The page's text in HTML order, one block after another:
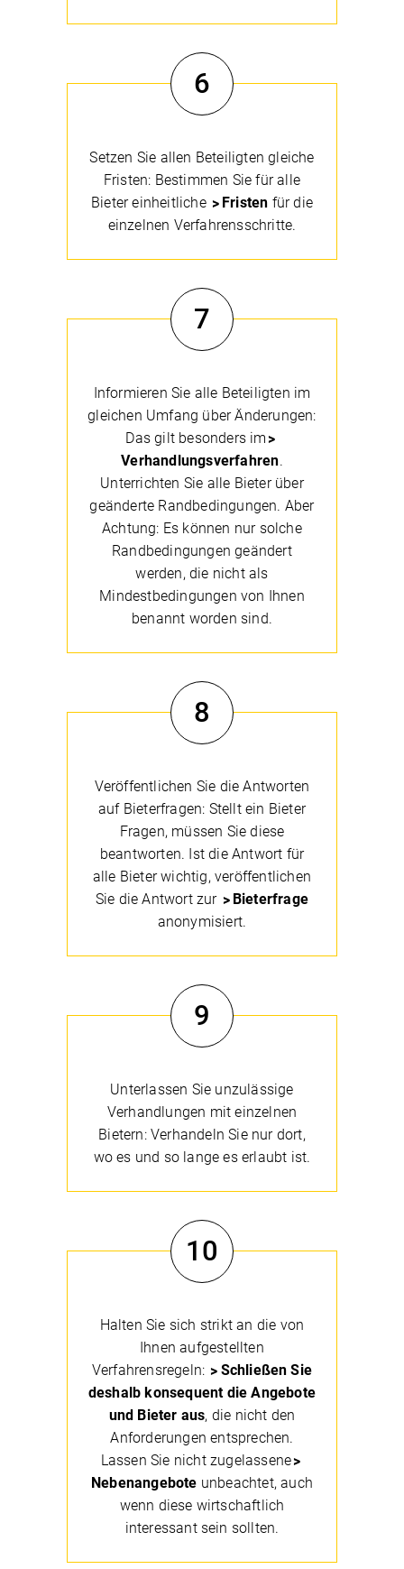
6
Setzen Sie allen Beteiligten gleiche
Fristen: Bestimmen Sie für alle
Bieter einheitliche
Fristen für die
einzelnen Verfahrensschritte.
7
Informieren Sie alle Beteiligten im
gleichen Umfang über Änderungen:
Das gilt besonders im
Verhandlungsverfahren.
Unterrichten Sie alle Bieter über
geänderte Randbedingungen. Aber
Achtung: Es können nur solche
Randbedingungen geändert
werden, die nicht als
Mindestbedingungen von Ihnen
benannt worden sind.
8
Veröffentlichen Sie die Antworten
auf Bieterfragen: Stellt ein Bieter
Fragen, müssen Sie diese
beantworten. Ist die Antwort für
alle Bieter wichtig, veröffentlichen
Sie die Antwort zur
Bieterfrage
anonymisiert.
9
Unterlassen Sie unzulässige
Verhandlungen mit einzelnen
Bietern: Verhandeln Sie nur dort,
wo es und so lange es erlaubt ist.
10
Halten Sie sich strikt an die von
Ihnen aufgestellten
Verfahrensregeln:
Schließen Sie
deshalb konsequent die Angebote
und Bieter aus, die nicht den
Anforderungen entsprechen.
Lassen Sie nicht zugelassene
Nebenangebote unbeachtet, auch
wenn diese wirtschaftlich
interessant sein sollten.